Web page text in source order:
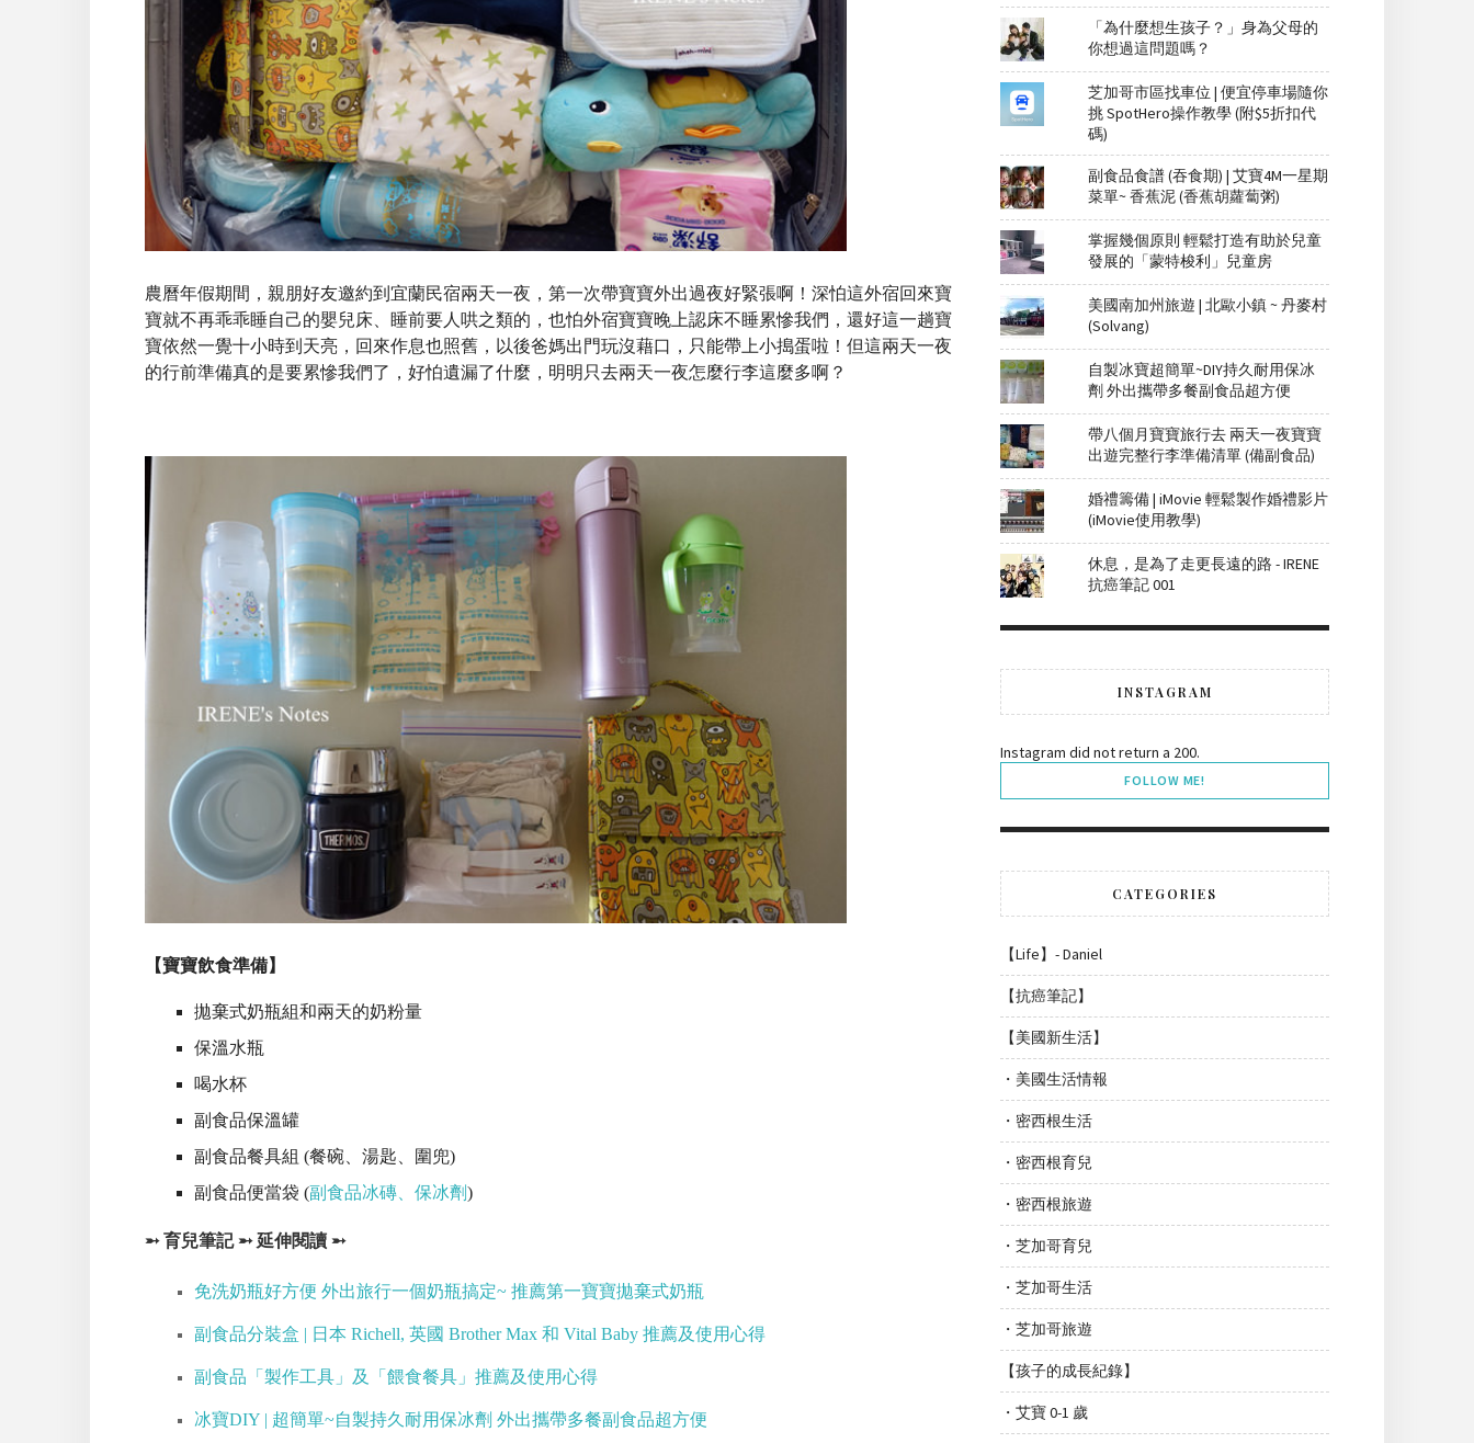
農曆年假期間，親朋好友邀約到宜蘭民宿兩天一夜，第一次帶寶寶外出過夜好緊張啊！深怕這外宿回來寶
寶就不再乖乖睡自己的嬰兒床、睡前要人哄之類的，也怕外宿寶寶晚上認床不睡累慘我們，還好這一趟寶
寶依然一覺十小時到天亮，回來作息也照舊，以後爸媽出門玩沒藉口，只能帶上小搗蛋啦！但這兩天一夜
的行前準備真的是要累慘我們了，好怕遺漏了什麼，明明只去兩天一夜怎麼行李這麼多啊？
【寶寶飲食準備】
拋棄式奶瓶組和兩天的奶粉量
保溫水瓶
喝水杯
副食品保溫罐
副食品餐具組 (餐碗、湯匙、圍兜)
副食品便當袋 (副食品冰磚 、保冰劑)
➵ 育兒筆記 ➵ 延伸閱讀 ➵
免洗奶瓶好方便 外出旅行一個奶瓶搞定~ 推薦第一寶寶拋棄式奶瓶
副食品分裝盒 | 日本 Richell, 英國 Brother Max 和 Vital Baby 推薦及使用心得
副食品「製作工具」及「餵食餐具」推薦及使用心得
冰寶DIY | 超簡單~自製持久耐用保冰劑 外出攜帶多餐副食品超方便
「為什麼想生孩子？」身為父母的
你想過這問題嗎？
芝加哥市區找車位 | 便宜停車場隨你
挑 SpotHero操作教學 (附$5折扣代
碼)
副食品食譜 (吞食期) | 艾寶4M一星期
菜單~ 香蕉泥 (香蕉胡蘿蔔粥)
掌握幾個原則 輕鬆打造有助於兒童
發展的「蒙特梭利」兒童房
美國南加州旅遊 | 北歐小鎮 ~ 丹麥村
(Solvang)
自製冰寶超簡單~DIY持久耐用保冰
劑 外出攜帶多餐副食品超方便
帶八個月寶寶旅行去 兩天一夜寶寶
出遊完整行李準備清單 (備副食品)
婚禮籌備 | iMovie 輕鬆製作婚禮影片
(iMovie使用教學)
休息，是為了走更長遠的路 - IRENE
抗癌筆記 001
INSTAGRAM
Instagram did not return a 200.
FOLLOW ME!
CATEGORIES
【Life】- Daniel
【抗癌筆記】
【美國新生活】
・美國生活情報
・密西根生活
・密西根育兒
・密西根旅遊
・芝加哥育兒
・芝加哥生活
・芝加哥旅遊
【孩子的成長紀錄】
・艾寶 0-1 歲